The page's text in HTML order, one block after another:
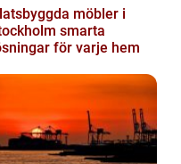
möbler i
smarta
för varje hem